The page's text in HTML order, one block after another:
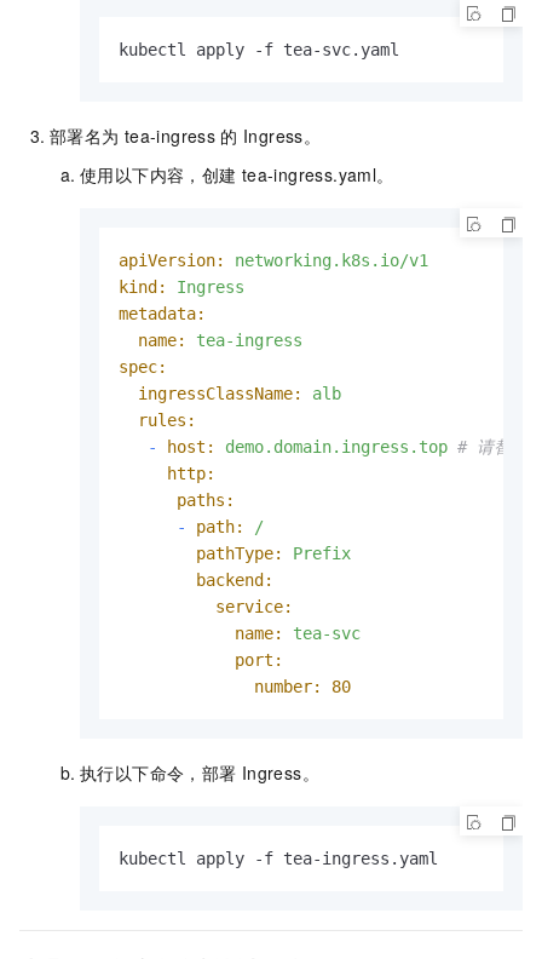
kubectl apply -f tea-svc.yaml
部署名为 tea-ingress 的 Ingress。
使用以下内容，创建 tea-ingress.yaml。
apiVersion:
networking.k8s.io/v1
kind:
Ingress
metadata:
name:
tea-ingress
spec:
ingressClassName:
alb
rules:
-
host: demo.domain.ingress.top # 请替换
http:
paths:
-
path:
/
pathType:
Prefix
backend:
service:
name:
tea-svc
port:
number:
80
执行以下命令，部署 Ingress。
kubectl apply -f tea-ingress.yaml